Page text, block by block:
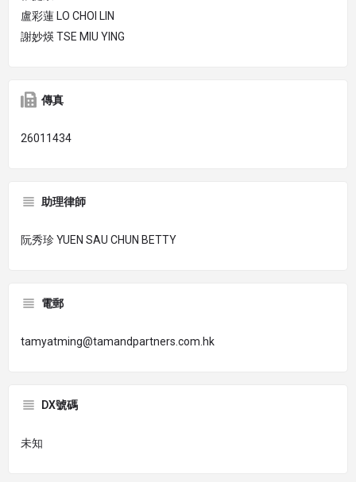
盧彩蓮 LO CHOI LIN
謝妙煐 TSE MIU YING
傳真
26011434
助理律師
阮秀珍 YUEN SAU CHUN BETTY
電郵
tamyatming@tamandpartners.com.hk
DX號碼
未知